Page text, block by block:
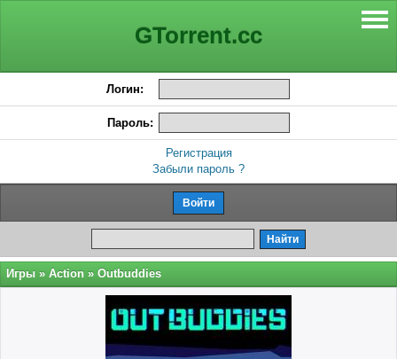
GTorrent.cc
Логин:
Пароль:
Регистрация
Забыли пароль ?
Игры » Action » Outbuddies